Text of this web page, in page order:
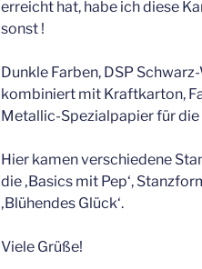
erreicht hat, habe ich diese
sonst !
Dunkle Farben, DSP
kombiniert mit Kraftkarton,
Metallic-Spezialpapier für
Hier kamen verschiedene
die ‚Basics mit Pep‘,
‚Blühendes Glück‘.
Viele Grüße!